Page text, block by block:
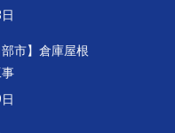
部市】倉庫屋根